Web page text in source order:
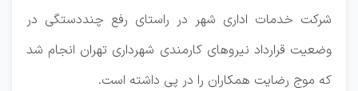
شرکت خدمات اداری شهر در راستای رفع چنددستگی در
وضعیت قرارداد نیروهای کارمندی شهرداری تهران انجام شد
که موج رضایت همکاران را در پی داشته است.